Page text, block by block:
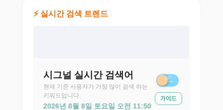
⚡ 실시간 검색 트렌드